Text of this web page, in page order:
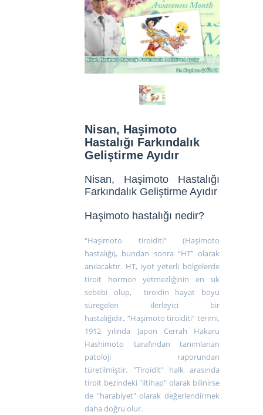
Nisan, Haşimoto
Hastalığı Farkındalık
Geliştirme Ayıdır
Nisan, Haşimoto Hastalığı
Farkındalık Geliştirme Ayıdır
Haşimoto hastalığı nedir?
“Haşimoto tiroiditi” (Haşimoto
hastalığı), bundan sonra “HT” olarak
anılacaktır. HT, iyot yeterli bölgelerde
tiroit hormon yetmezliğinin en sık
sebebi olup, tiroidin hayat boyu
süregelen ilerleyici bir
hastalığıdır. “Haşimoto tiroiditi” terimi,
1912 yılında Japon Cerrah Hakaru
Hashimoto tarafından tanımlanan
patoloji raporundan
türetilmiştir. "Tiroidit" halk arasında
tiroit bezindeki "iltihap" olarak bilinirse
de "harabiyet" olarak değerlendirmek
daha doğru olur.